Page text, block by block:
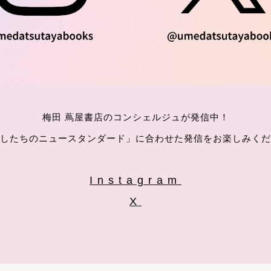
梅田 蔦屋書店のコンシェルジュが発信中！
たちのニュースタンダード」に合わせた発信をお楽しみく
Instagram
X